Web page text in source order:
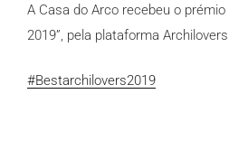
A Casa do Arco recebeu o prémio
2019”, pela plataforma Archilovers.
#Bestarchilovers2019